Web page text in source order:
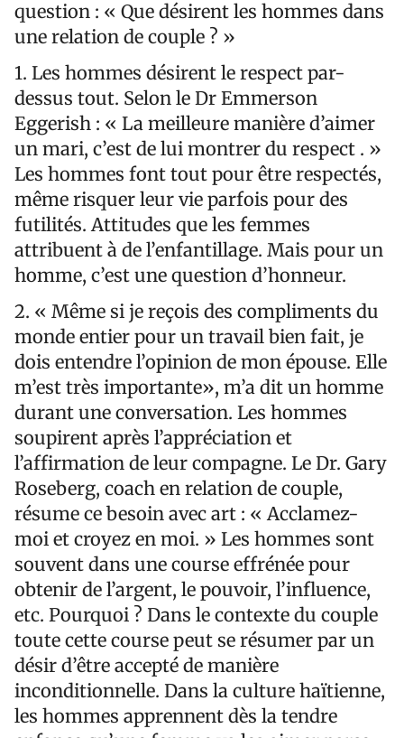
question : « Que désirent les hommes dans
une relation de couple ? »
1. Les hommes désirent le respect par-
dessus tout. Selon le Dr Emmerson
Eggerish : « La meilleure manière d’aimer
un mari, c’est de lui montrer du respect . »
Les hommes font tout pour être respectés,
même risquer leur vie parfois pour des
futilités. Attitudes que les femmes
attribuent à de l’enfantillage. Mais pour un
homme, c’est une question d’honneur.
2. « Même si je reçois des compliments du
monde entier pour un travail bien fait, je
dois entendre l’opinion de mon épouse. Elle
m’est très importante», m’a dit un homme
durant une conversation. Les hommes
soupirent après l’appréciation et
l’affirmation de leur compagne. Le Dr. Gary
Roseberg, coach en relation de couple,
résume ce besoin avec art : « Acclamez-
moi et croyez en moi. » Les hommes sont
souvent dans une course effrénée pour
obtenir de l’argent, le pouvoir, l’influence,
etc. Pourquoi ? Dans le contexte du couple
toute cette course peut se résumer par un
désir d’être accepté de manière
inconditionnelle. Dans la culture haïtienne,
les hommes apprennent dès la tendre